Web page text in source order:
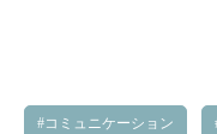
コミュニケーション